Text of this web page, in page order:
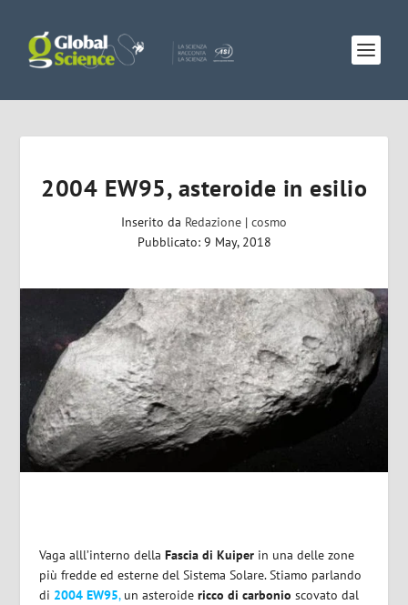
2004 EW95, asteroide in esilio
Inserito da Redazione | cosmo
Pubblicato: 9 May, 2018
Vaga alll’interno della Fascia di Kuiperin una delle zone
più fredde ed esterne del Sistema Solare. Stiamo parlando
di 2004 EW95,un asteroide ricco di carbonio scovato dal